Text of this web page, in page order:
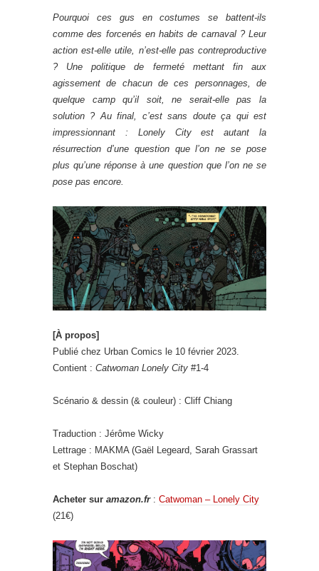
Pourquoi ces gus en costumes se battent-ils
comme des forcenés en habits de carnaval ? Leur
action est-elle utile, n’est-elle pas contreproductive
? Une politique de fermeté mettant fin aux
agissement de chacun de ces personnages, de
quelque camp qu’il soit, ne serait-elle pas la
solution ? Au final, c’est sans doute ça qui est
impressionnant : Lonely City est autant la
résurrection d’une question que l’on ne se pose
plus qu’une réponse à une question que l’on ne se
pose pas encore.
[À propos]
Publié chez Urban Comics le 10 février 2023.
Contient : Catwoman Lonely City #1-4
Scénario & dessin (& couleur) : Cliff Chiang
Traduction : Jérôme Wicky
Lettrage : MAKMA (Gaël Legeard, Sarah Grassart
et Stephan Boschat)
Acheter sur amazon.fr: Catwoman – Lonely City
(21€)